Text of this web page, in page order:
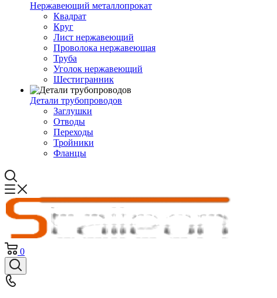
Нержавеющий металлопрокат
Квадрат
Круг
Лист нержавеющий
Проволока нержавеющая
Труба
Уголок нержавеющий
Шестигранник
Детали трубопроводов
Заглушки
Отводы
Переходы
Тройники
Фланцы
0